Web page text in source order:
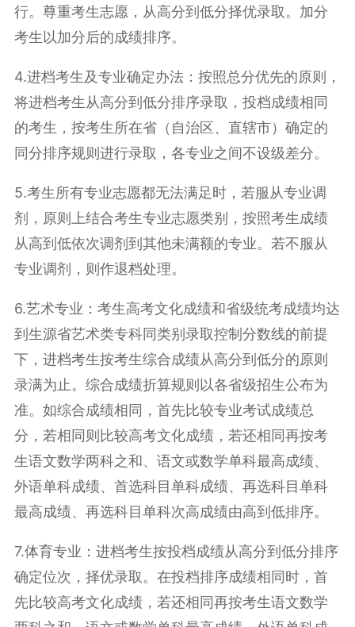
行。尊重考生志愿，从高分到低分择优录取。加分
考生以加分后的成绩排序。
4.进档考生及专业确定办法：按照总分优先的原则，
将进档考生从高分到低分排序录取，投档成绩相同
的考生，按考生所在省（自治区、直辖市）确定的
同分排序规则进行录取，各专业之间不设级差分。
5.考生所有专业志愿都无法满足时，若服从专业调
剂，原则上结合考生专业志愿类别，按照考生成绩
从高到低依次调剂到其他未满额的专业。若不服从
专业调剂，则作退档处理。
6.艺术专业：考生高考文化成绩和省级统考成绩均达
到生源省艺术类专科同类别录取控制分数线的前提
下，进档考生按考生综合成绩从高分到低分的原则
录满为止。综合成绩折算规则以各省级招生公布为
准。如综合成绩相同，首先比较专业考试成绩总
分，若相同则比较高考文化成绩，若还相同再按考
生语文数学两科之和、语文或数学单科最高成绩、
外语单科成绩、首选科目单科成绩、再选科目单科
最高成绩、再选科目单科次高成绩由高到低排序。
7.体育专业：进档考生按投档成绩从高分到低分排序
确定位次，择优录取。在投档排序成绩相同时，首
先比较高考文化成绩，若还相同再按考生语文数学